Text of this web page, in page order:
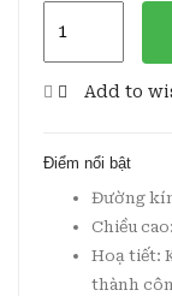
H40
Vàng
quantity
Add to
Điểm nổi bật
Đường
Chiều
Hoạ tiết:
thành